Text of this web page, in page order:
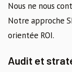
Nous ne nous
Notre approche
orientée ROI.
Audit et